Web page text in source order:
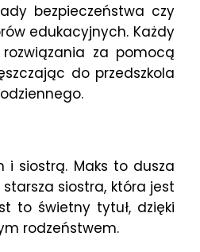
bezpieczeństwa czy
edukacyjnych. Każdy
za pomocą
do przedszkola
i siostrą. Maks to dusza
siostra, która jest
to świetny tytuł, dzięki
rodzeństwem.